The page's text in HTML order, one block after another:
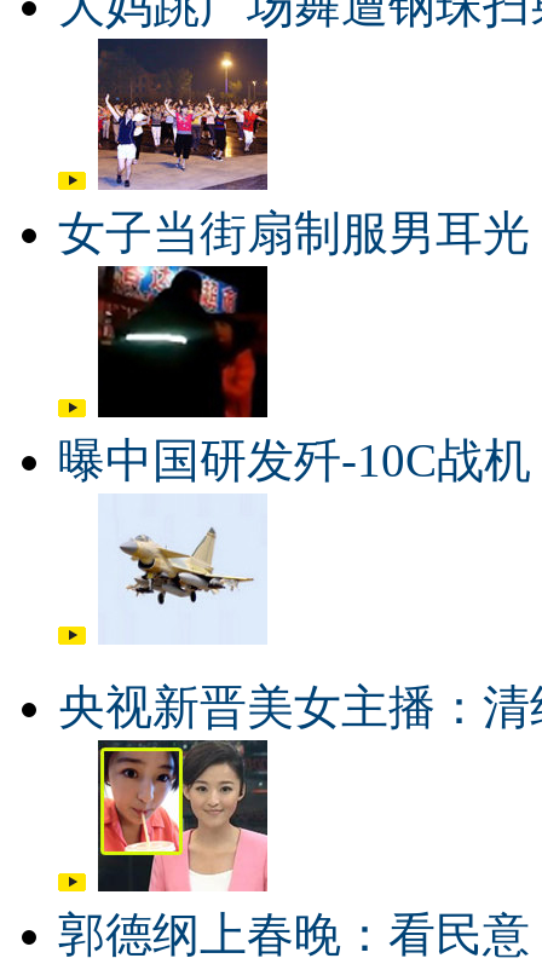
女子当街扇制服男耳光
曝中国研发歼-10C战机
央视新晋美女主播：清
郭德纲上春晚：看民意